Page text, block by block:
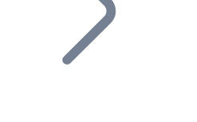
ecossistema.
de revendedores e comercialize